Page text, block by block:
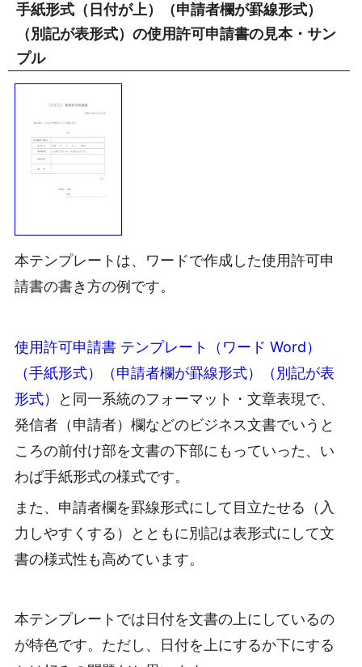
手紙形式（日付が上）（申請者欄が罫線形式）
（別記が表形式）の使用許可申請書の見本・サン
プル
本テンプレートは、ワードで作成した使用許可申
請書の書き方の例です。
使用許可申請書 テンプレート（ワード Word）
（手紙形式）（申請者欄が罫線形式）（別記が表
形式）
と同一系統のフォーマット・文章表現で、
発信者（申請者）欄などのビジネス文書でいうと
ころの前付け部を文書の下部にもっていった、い
わば手紙形式の様式です。
また、申請者欄を罫線形式にして目立たせる（入
力しやすくする）とともに別記は表形式にして文
書の様式性も高めています。
本テンプレートでは日付を文書の上にしているの
が特色です。ただし、日付を上にするか下にする